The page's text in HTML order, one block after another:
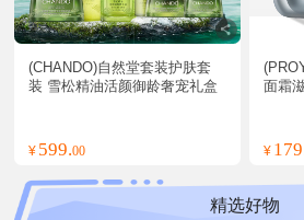
(CHANDO)自然堂套装护肤套
装 雪松精油活颜御龄奢宠礼盒
¥ 599.00
面霜
¥
精选好物